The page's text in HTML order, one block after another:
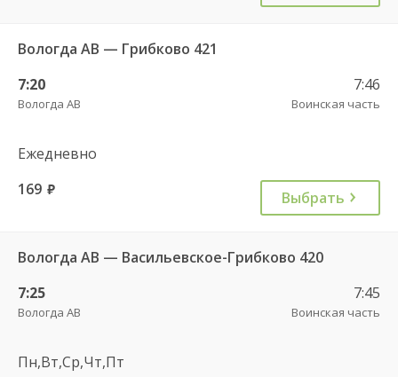
Вологда АВ — Грибково 421
7:20
Вологда АВ
7:46
Воинская часть
Ежедневно
169 руб. Выбрать
Вологда АВ — Васильевское-Грибково 420
7:25
Вологда АВ
7:45
Воинская часть
Пн,Вт,Ср,Чт,Пт